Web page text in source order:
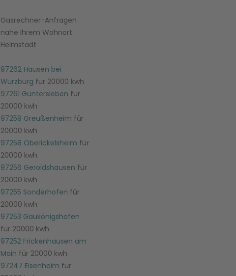
Gasrechner-Anfragen
nahe Ihrem Wohnort
Helmstadt
97262 Hausen bei
Würzburg für 20000 kwh
97261 Güntersleben für
20000 kwh
97259 Greußenheim für
20000 kwh
97258 Oberickelsheim für
20000 kwh
97256 Geroldshausen für
20000 kwh
97255 Sonderhofen für
20000 kwh
97253 Gaukönigshofen
für 20000 kwh
97252 Frickenhausen am
Main für 20000 kwh
97247 Eisenheim für